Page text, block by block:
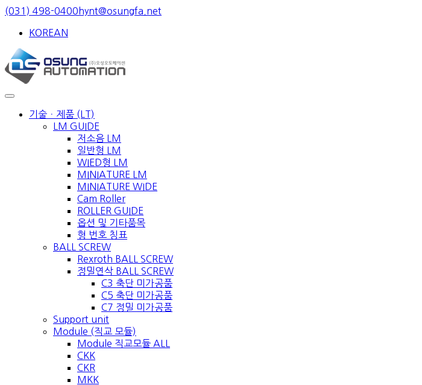
Skip
content
(031) 498-0400 hynt@osungfa.net
KOREAN
기술ㆍ제품 (LT)
LM GUIDE
저소음 LM
일반형 LM
WIED형 LM
MINIATURE LM
MINIATURE WIDE
Cam Roller
ROLLER GUIDE
옵션 및 기타품목
형 번호 칭표
BALL SCREW
Rexroth BALL SCREW
정밀연삭 BALL SCREW
C3 축단 미가공품
C5 축단 미가공품
C7 정밀 미가공품
Support unit
Module (직교 모듈)
Module 직교모듈 ALL
CKK
CKR
MKK